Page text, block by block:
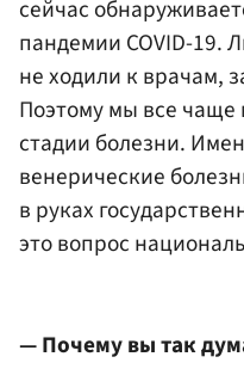
сейчас
пандемии COVID-19.
не ходили к врачам,
Поэтому мы все чаще
стадии болезни.
венерические
в руках
это вопрос
— Почему вы так